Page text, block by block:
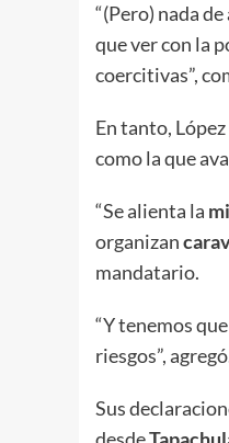
“(Pero) nada de
que ver con la
coercitivas”,
En tanto,
como la que
“Se alienta la
organizan
mandatario.
“Y tenemos
riesgos”,
Sus